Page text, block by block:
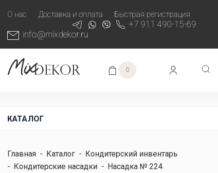
О нас Доставка и оплата Быстрая регистрация
+7 911 490-15-69
info@mixdekor.ru
0
КАТАЛОГ
Главная - Каталог - Кондитерский инвентарь
- Кондитерские насадки - Насадка № 224